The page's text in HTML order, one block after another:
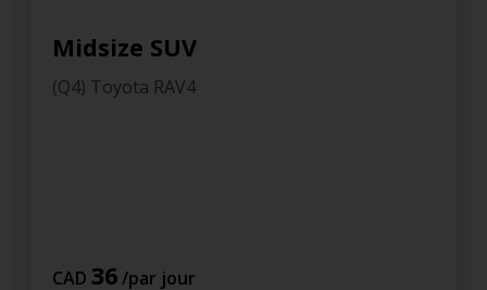
Midsize SUV
(Q4) Toyota RAV4
CAD 36/par jour